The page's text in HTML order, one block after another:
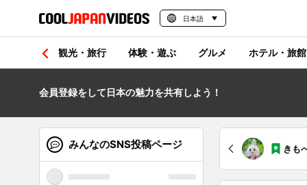
日本語
観光・旅行 体験・遊ぶ グルメ ホテル・旅館
会員登録をして日本の魅力を共有しよう！
きも
みんなのSNS投稿ページ